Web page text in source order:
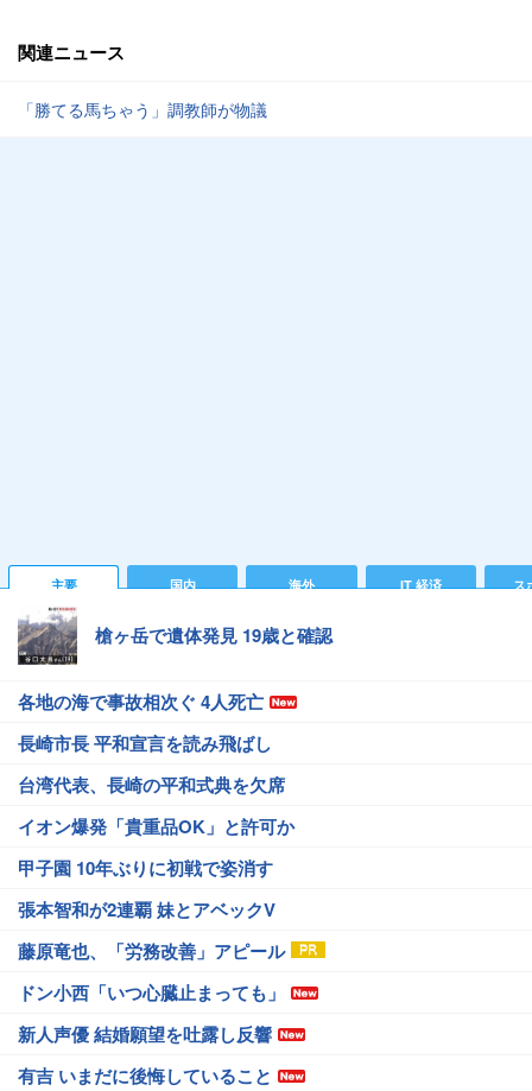
関連ニュース
「勝てる馬ちゃう」調教師が物議
主要 国内 海外 IT 経済 ス
槍ヶ岳で遺体発見 19歳と確認
各地の海で事故相次ぐ 4人死亡
長崎市長 平和宣言を読み飛ばし
台湾代表、長崎の平和式典を欠席
イオン爆発「貴重品OK」と許可か
甲子園 10年ぶりに初戦で姿消す
張本智和が2連覇 妹とアベックV
藤原竜也、「労務改善」アピール
ドン小西「いつ心臓止まっても」
新人声優 結婚願望を吐露し反響
有吉 いまだに後悔していること